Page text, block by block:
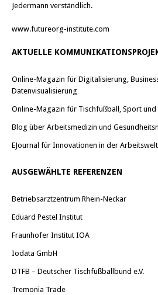
Jedermann verständlich.
www.futureorg-institute.com
AKTUELLE
Online-Magazin für Digitalisierung,
Datenvisualisierung
Online-Magazin für Tischfußball, Sport
Blog über Arbeitsmedizin und
EJournal für Innovationen in der Arbeitswelt
AUSGEWÄHLTE REFERENZEN
Betriebsarztzentrum Rhein-Neckar
Eduard Pestel Institut
Fraunhofer Institut IOA
Iodata GmbH
DTFB – Deutscher Tischfußballbund e.V.
Tremonia Trade